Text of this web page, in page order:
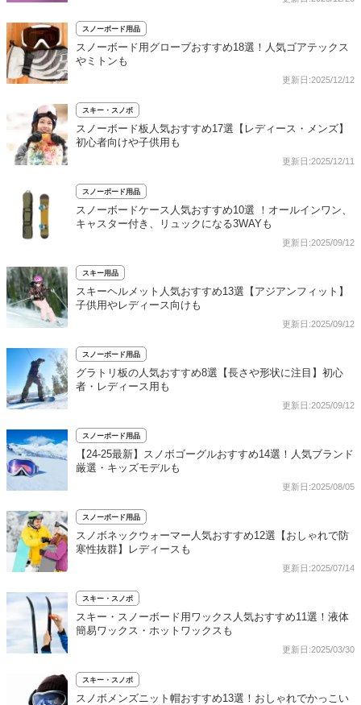
スノーボード用品
スノーボード用グローブおすすめ18選！人気ゴアテックス
やミトンも
更新日:2025/12/12
スキー・スノボ
スノーボード板人気おすすめ17選【レディース・メンズ】
初心者向けや子供用も
更新日:2025/12/11
スノーボード用品
スノーボードケース人気おすすめ10選 ！オールインワン、
キャスター付き、リュックになる3WAYも
更新日:2025/09/12
スキー用品
スキーヘルメット人気おすすめ13選【アジアンフィット】
子供用やレディース向けも
更新日:2025/09/12
スノーボード用品
グラトリ板の人気おすすめ8選【長さや形状に注目】初心
者・レディース用も
更新日:2025/09/12
スノーボード用品
【24-25最新】スノボゴーグルおすすめ14選！人気ブランド
厳選・キッズモデルも
更新日:2025/08/05
スノーボード用品
スノボネックウォーマー人気おすすめ12選【おしゃれで防
寒性抜群】レディースも
更新日:2025/07/14
スキー・スノボ
スキー・スノーボード用ワックス人気おすすめ11選！液体
簡易ワックス・ホットワックスも
更新日:2025/03/30
スキー・スノボ
スノボメンズニット帽おすすめ13選！おしゃれでかっこい